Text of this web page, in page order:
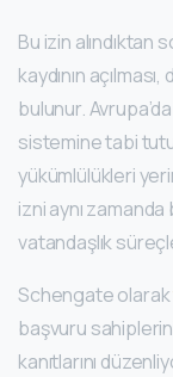
Bu izin alındıktan
kaydının
bulunur.
sistemine tabi
yükümlülükleri
izni aynı
vatandaşlık
Schengate olarak
başvuru
kanıtlarını